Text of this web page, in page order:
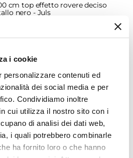
i cookie
personalizzare contenuti ed
dei social media e per
Condividiamo inoltre
cui utilizza il nostro sito con i
di analisi dei dati web,
i quali potrebbero combinarle
ha fornito loro o che hanno
cm top effetto rovere deciso
nero - Juls